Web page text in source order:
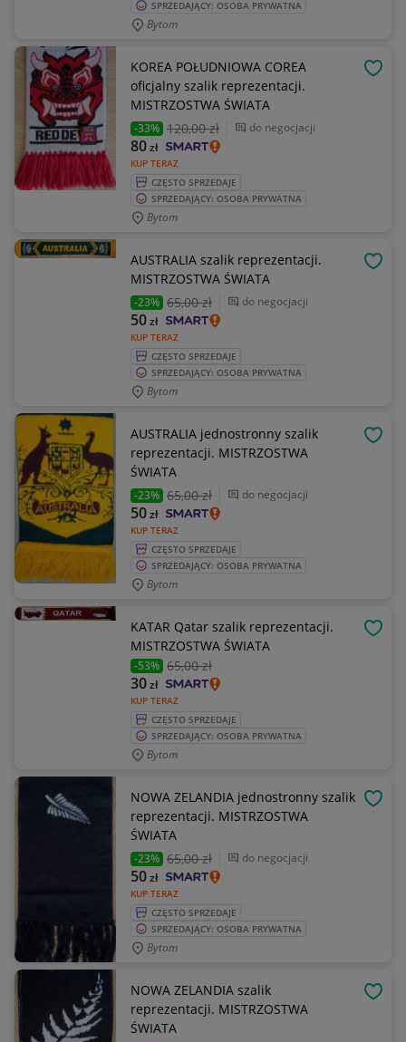
SPRZEDAJĄCY: OSOBA PRYWATNA
Bytom
KOREA POŁUDNIOWA COREA
oficjalny szalik reprezentacji.
MISTRZOSTWA ŚWIATA
-33% 120,00 zł do negocjacji
KUP TERAZ
80zł
CZĘSTO SPRZEDAJE
SPRZEDAJĄCY: OSOBA PRYWATNA
Bytom
AUSTRALIA szalik reprezentacji.
MISTRZOSTWA ŚWIATA
-23% 65,00 zł do negocjacji
KUP TERAZ
50zł
CZĘSTO SPRZEDAJE
SPRZEDAJĄCY: OSOBA PRYWATNA
Bytom
AUSTRALIA jednostronny szalik
reprezentacji. MISTRZOSTWA
ŚWIATA
-23% 65,00 zł do negocjacji
KUP TERAZ
50zł
CZĘSTO SPRZEDAJE
SPRZEDAJĄCY: OSOBA PRYWATNA
Bytom
KATAR Qatar szalik reprezentacji.
MISTRZOSTWA ŚWIATA
-53% 65,00 zł
KUP TERAZ
30zł
CZĘSTO SPRZEDAJE
SPRZEDAJĄCY: OSOBA PRYWATNA
Bytom
NOWA ZELANDIA jednostronny szalik
reprezentacji. MISTRZOSTWA
ŚWIATA
-23% 65,00 zł do negocjacji
KUP TERAZ
50zł
CZĘSTO SPRZEDAJE
SPRZEDAJĄCY: OSOBA PRYWATNA
Bytom
NOWA ZELANDIA szalik
reprezentacji. MISTRZOSTWA
ŚWIATA